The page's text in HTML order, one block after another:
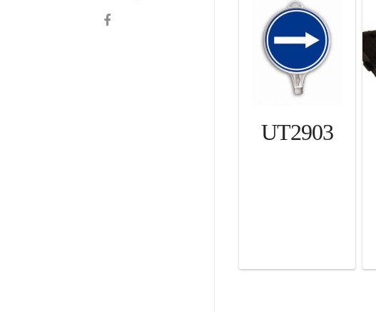
UT2903